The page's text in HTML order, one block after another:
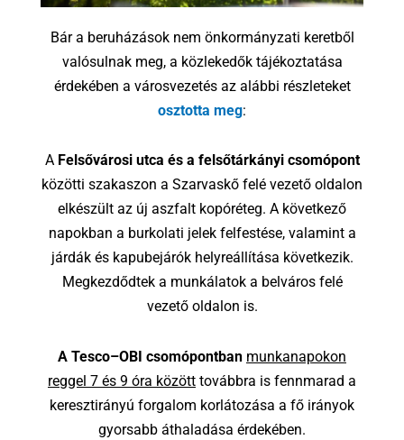
Bár a beruházások nem önkormányzati keretből
valósulnak meg, a közlekedők tájékoztatása
érdekében a városvezetés az alábbi részleteket
osztotta meg:
A Felsővárosi utca és a felsőtárkányi csomópont
közötti szakaszon a Szarvaskő felé vezető oldalon
elkészült az új aszfalt kopóréteg. A következő
napokban a burkolati jelek felfestése, valamint a
járdák és kapubejárók helyreállítása következik.
Megkezdődtek a munkálatok a belváros felé
vezető oldalon is.
A Tesco–OBI csomópontban munkanapokon
reggel 7 és 9 óra között továbbra is fennmarad a
keresztirányú forgalom korlátozása a fő irányok
gyorsabb áthaladása érdekében.